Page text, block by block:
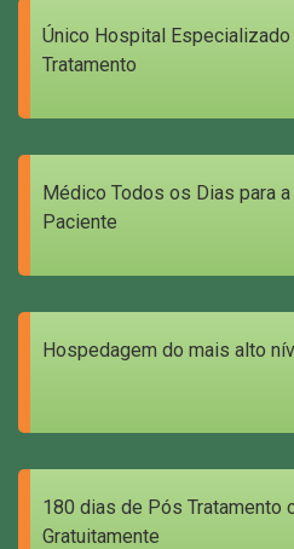
Único Hospital Especializado
Tratamento
Médico Todos os Dias para
Paciente
Hospedagem do mais alto
180 dias de Pós Tratamento
Gratuitamente